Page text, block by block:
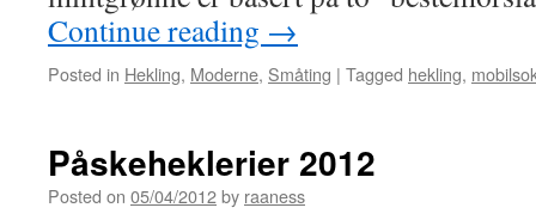
Continue reading →
Posted in Hekling, Moderne, Småting | Tagged hekling,
Påskeheklerier 2012
Posted on 05/04/2012by raaness